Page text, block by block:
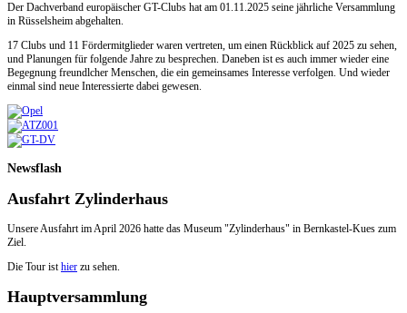
Der Dachverband europäischer GT-Clubs hat am 01.11.2025 seine jährliche Versammlung
in Rüsselsheim abgehalten.
17 Clubs und 11 Fördermitglieder waren vertreten, um einen Rückblick auf 2025 zu sehen,
und Planungen für folgende Jahre zu besprechen. Daneben ist es auch immer wieder eine
Begegnung freundlcher Menschen, die ein gemeinsames Interesse verfolgen. Und wieder
einmal sind neue Interessierte dabei gewesen.
Newsflash
Ausfahrt Zylinderhaus
Unsere Ausfahrt im April 2026 hatte das Museum "Zylinderhaus" in Bernkastel-Kues zum
Ziel.
Die Tour isthier zu sehen.
Hauptversammlung